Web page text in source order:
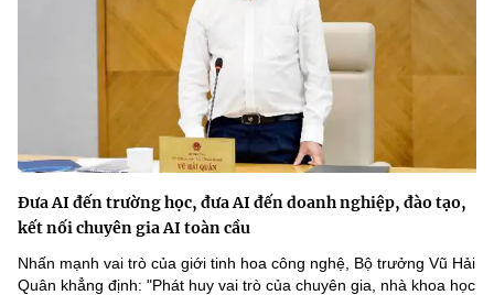
Đưa AI đến trường học, đưa AI đến doanh nghiệp, đào tạo,
kết nối chuyên gia AI toàn cầu
Nhấn mạnh vai trò của giới tinh hoa công nghệ, Bộ trưởng Vũ Hải
Quân khẳng định: "Phát huy vai trò của chuyên gia, nhà khoa học